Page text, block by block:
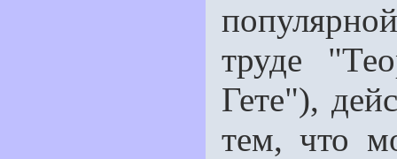
труде
Гете"),
тем, что